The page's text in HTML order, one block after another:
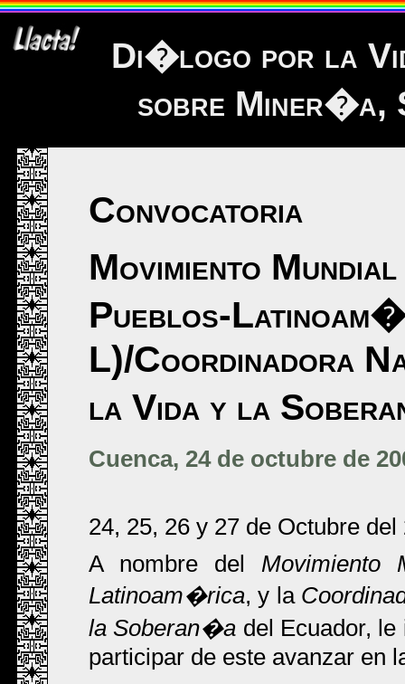
Di�logo por la
sobre Miner�a,
Convocatoria
Movimiento
Pueblos-
L)/Coordinadora
la Vida y la
Cuenca, 24 de octubre de
24, 25, 26 y 27 de Octubre del
A nombre del Movimiento
Latinoam�rica, y la
la Soberan�a del Ecuador,
participar de este avanzar en